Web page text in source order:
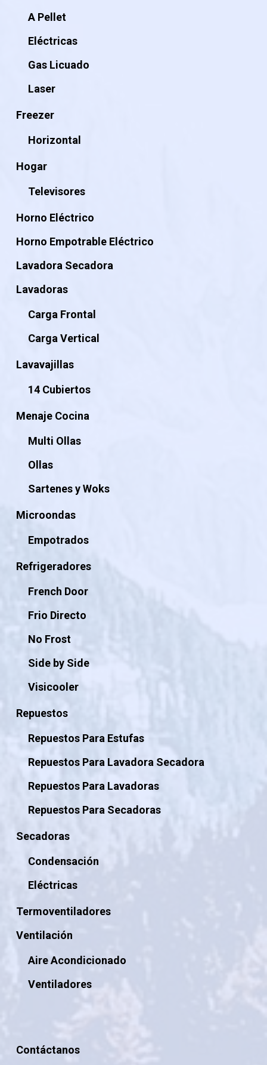
A Pellet
Eléctricas
Gas Licuado
Laser
Freezer
Horizontal
Hogar
Televisores
Horno Eléctrico
Horno Empotrable Eléctrico
Lavadora Secadora
Lavadoras
Carga Frontal
Carga Vertical
Lavavajillas
14 Cubiertos
Menaje Cocina
Multi Ollas
Ollas
Sartenes y Woks
Microondas
Empotrados
Refrigeradores
French Door
Frio Directo
No Frost
Side by Side
Visicooler
Repuestos
Repuestos Para Estufas
Repuestos Para Lavadora Secadora
Repuestos Para Lavadoras
Repuestos Para Secadoras
Secadoras
Condensación
Eléctricas
Termoventiladores
Ventilación
Aire Acondicionado
Ventiladores
Contáctanos